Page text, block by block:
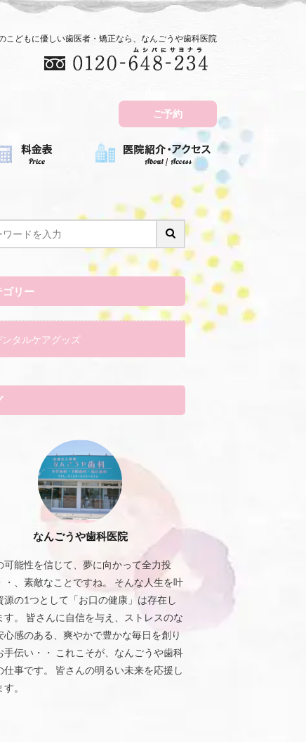
どもに優しい歯医者・矯正なら、なんごうや歯科医院
ご予約
ゴリー
ンタルケアグッズ
なんごうや歯科医院
可能性を信じて、夢に向かって全力投
・、素敵なことですね。 そんな人生を叶
源の1つとして「お口の健康」は存在し
す。 皆さんに自信を与え、ストレスのな
心感のある、爽やかで豊かな毎日を創り
手伝い・・ これこそが、なんごうや歯科
仕事です。 皆さんの明るい未来を応援し
。